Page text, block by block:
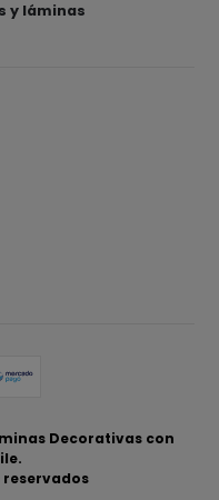
y láminas
Decorativas con
reservados